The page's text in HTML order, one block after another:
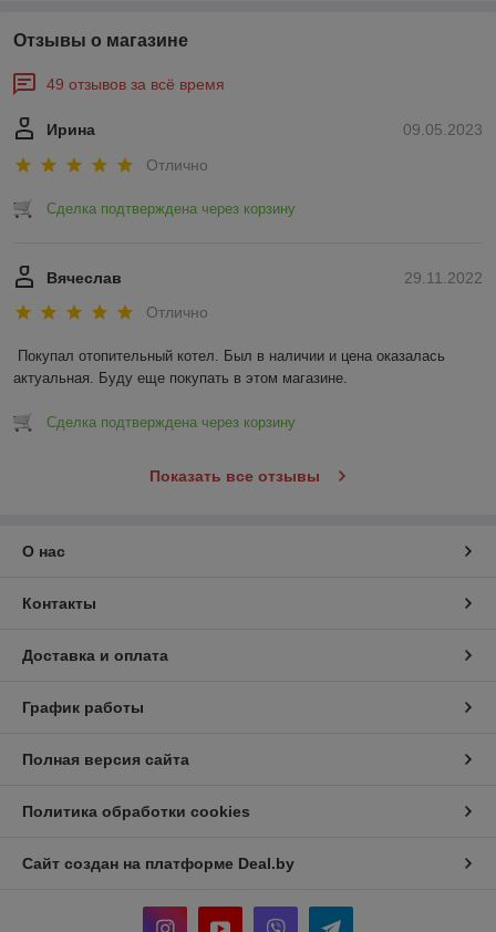
Отзывы о магазине
49 отзывов за всё время
09.05.2023
Ирина
Отлично
Сделка подтверждена через корзину
29.11.2022
Вячеслав
Отлично
Покупал отопительный котел. Был в наличии и цена оказалась
актуальная. Буду еще покупать в этом магазине.
Сделка подтверждена через корзину
Показать все отзывы
О нас
Контакты
Доставка и оплата
График работы
Полная версия сайта
Политика обработки cookies
Сайт создан на платформе Deal.by